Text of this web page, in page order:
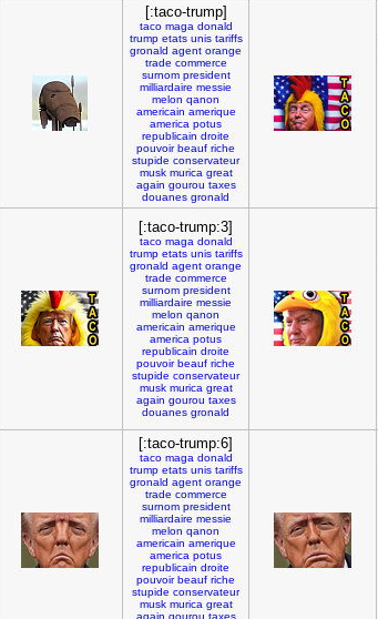
[:taco-trump]
taco maga donald
trump etats unis tariffs
gronald agent orange
trade commerce
surnom president
milliardaire messie
melon qanon
americain amerique
america potus
republicain droite
pouvoir beauf riche
stupide conservateur
musk murica great
again gourou taxes
douanes gronald
[:taco-trump:3]
taco maga donald
trump etats unis tariffs
gronald agent orange
trade commerce
surnom president
milliardaire messie
melon qanon
americain amerique
america potus
republicain droite
pouvoir beauf riche
stupide conservateur
musk murica great
again gourou taxes
douanes gronald
[:taco-trump:6]
taco maga donald
trump etats unis tariffs
gronald agent orange
trade commerce
surnom president
milliardaire messie
melon qanon
americain amerique
america potus
republicain droite
pouvoir beauf riche
stupide conservateur
musk murica great
again gourou taxes